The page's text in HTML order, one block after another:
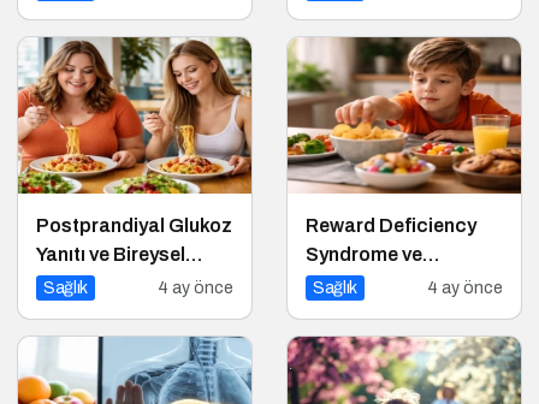
Postprandiyal Glukoz
Yanıtı ve Bireysel
Farklılıklar
Sağlık 4 ay önce
Reward Deficiency
Syndrome ve
Beslenme Davranışı
Sağlık 4 ay önce